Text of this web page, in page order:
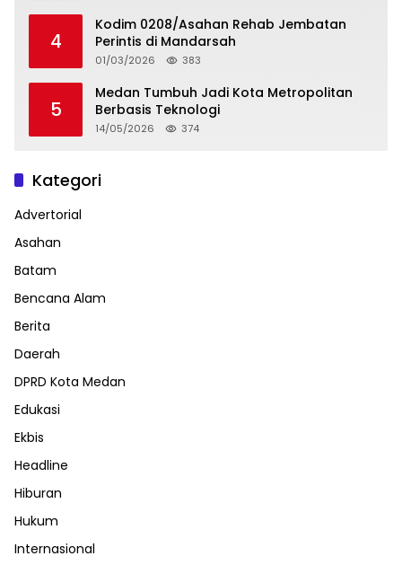
4
Kodim 0208/Asahan Rehab Jembatan
Perintis di Mandarsah
01/03/2026 383
5
Medan Tumbuh Jadi Kota Metropolitan
Berbasis Teknologi
14/05/2026 374
Kategori
Advertorial
Asahan
Batam
Bencana Alam
Berita
Daerah
DPRD Kota Medan
Edukasi
Ekbis
Headline
Hiburan
Hukum
Internasional